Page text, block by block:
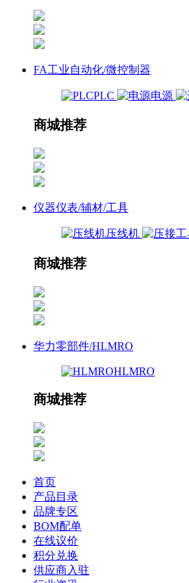
FA工业自动化/微控制器
PLC 电源
商城推荐
仪器仪表/辅材/工具
压线机
商城推荐
华力零部件/HLMRO
HLMRO
商城推荐
首页
产品目录
品牌专区
BOM配单
在线议价
积分兑换
供应商入驻